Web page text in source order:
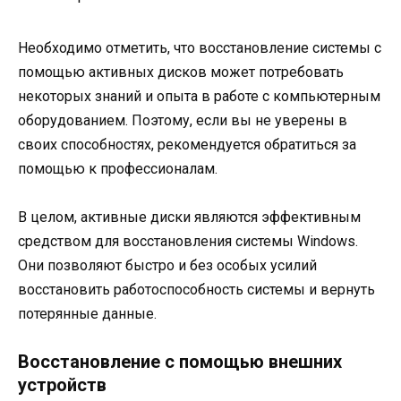
Необходимо отметить, что восстановление системы с
помощью активных дисков может потребовать
некоторых знаний и опыта в работе с компьютерным
оборудованием. Поэтому, если вы не уверены в
своих способностях, рекомендуется обратиться за
помощью к профессионалам.
В целом, активные диски являются эффективным
средством для восстановления системы Windows.
Они позволяют быстро и без особых усилий
восстановить работоспособность системы и вернуть
потерянные данные.
Восстановление с помощью внешних
устройств